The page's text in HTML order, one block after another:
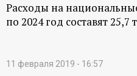
л
Расходы на
по 2024 год составят
11 февраля 2019 - 16:57